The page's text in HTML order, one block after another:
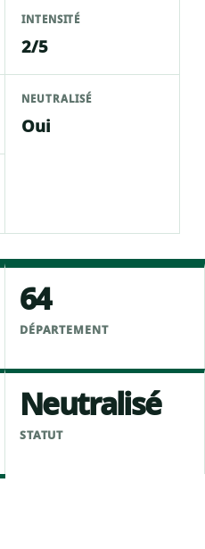
INTENSITÉ
2/5
NEUTRALISÉ
Oui
64
DÉPARTEMENT
Neutralisé
STATUT